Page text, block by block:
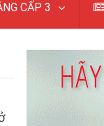
CẤP 3